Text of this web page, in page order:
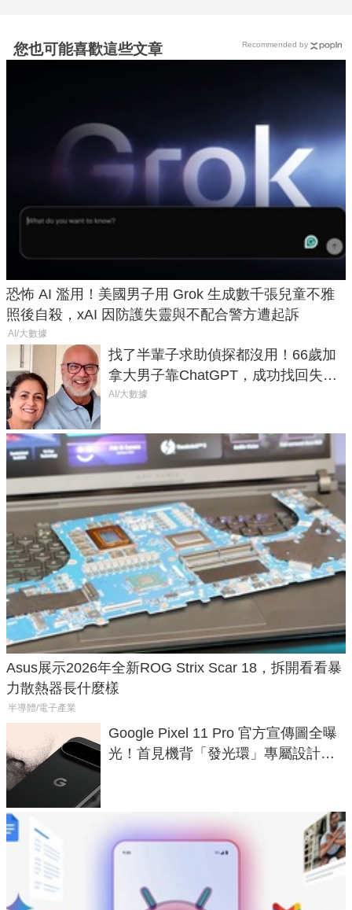
您也可能喜歡這些文章
恐怖 AI 濫用！美國男子用 Grok 生成數千張兒童不雅
照後自殺，xAI 因防護失靈與不配合警方遭起訴
AI/大數據
找了半輩子求助偵探都沒用！66歲加
拿大男子靠ChatGPT，成功找回失散
50年家人
AI/大數據
Asus展示2026年全新ROG Strix Scar 18，拆開看看暴
力散熱器長什麼樣
半導體/電子產業
Google Pixel 11 Pro 官方宣傳圖全曝
光！首見機背「發光環」專屬設計、
Recommended by